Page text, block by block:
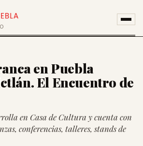
en Puebla
El Encuentro de
en Casa de Cultura y cuenta con
conferencias, talleres, stands de